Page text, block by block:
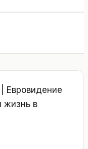
Евровидение
жизнь в